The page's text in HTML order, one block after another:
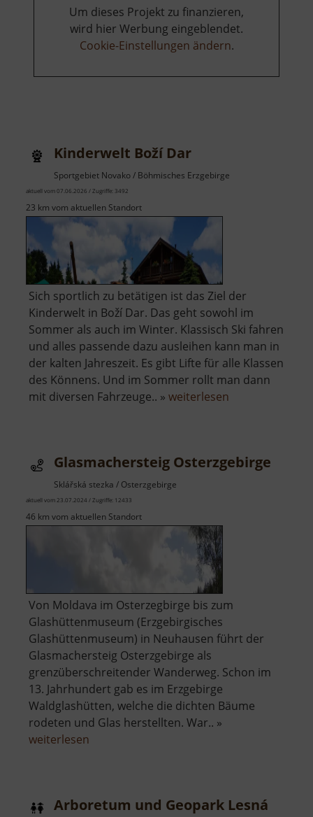
Marie
Um dieses Projekt zu finanzieren,
wird hier Werbung eingeblendet.
Cookie-Einstellungen ändern.
Kinderwelt Boží Dar
Sportgebiet Novako / Böhmisches Erzgebirge
aktuell vom 07.06.2026 / Zugriffe: 3492
23 km vom aktuellen Standort
Sich sportlich zu betätigen ist das Ziel der
Kinderwelt in Boží Dar. Das geht sowohl im
Sommer als auch im Winter. Klassisch Ski fahren
und alles passende dazu ausleihen kann man in
der kalten Jahreszeit. Es gibt Lifte für alle Klassen
des Könnens. Und im Sommer rollt man dann
mit diversen Fahrzeuge.. » weiterlesen
Glasmachersteig Osterzgebirge
Sklářská stezka / Osterzgebirge
aktuell vom 23.07.2024 / Zugriffe: 12433
46 km vom aktuellen Standort
Von Moldava im Osterzegbirge bis zum
Glashüttenmuseum (Erzgebirgisches
Glashüttenmuseum) in Neuhausen führt der
Glasmachersteig Osterzgebirge als
grenzüberschreitender Wanderweg. Schon im
13. Jahrhundert gab es im Erzgebirge
Waldglashütten, welche die dichten Bäume
rodeten und Glas herstellten. War.. »
weiterlesen
Arboretum und Geopark Lesná